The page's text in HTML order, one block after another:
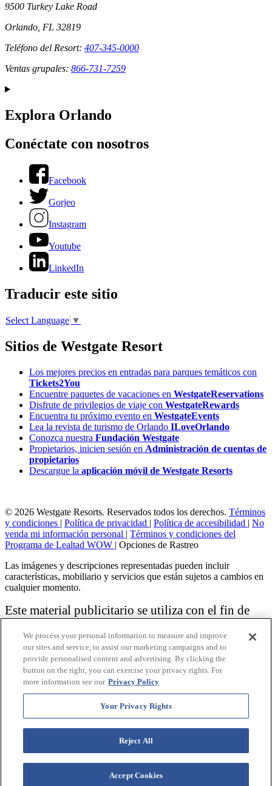
9500 Turkey Lake Road
Orlando, FL 32819
Teléfono del Resort: 407-345-0000
Ventas grupales: 866-731-7259
Explora Orlando
Conéctate con nosotros
Facebook
Gorjeo
Instagram
Youtube
LinkedIn
Traducir este sitio
Select Language ▼
Sitios de Westgate Resort
Los mejores precios en entradas para parques temáticos con
Tickets2You
Encuentre paquetes de vacaciones en WestgateReservations
Disfrute de privilegios de viaje con WestgateRewards
Encuentra tu próximo evento en WestgateEvents
Lea la revista de turismo de Orlando ILoveOrlando
Conozca nuestra Fundación Westgate
Propietarios, inicien sesión en Administración de cuentas de
propietarios
Descargue la aplicación móvil de Westgate Resorts
© 2026 Westgate Resorts. Reservados todos los derechos. Términos
y condiciones | Política de privacidad | Política de accesibilidad | No
venda mi información personal | Términos y condiciones del
Programa de Lealtad WOW | Opciones de Rastreo
Las imágenes y descripciones representadas pueden incluir
características, mobiliario y servicios que están sujetos a cambios en
cualquier momento.
Este material publicitario se utiliza con el fin de
vacacional.
Aviso: las funciones de accesibilidad enumeradas aquí no pretenden
ser una lista exhaustiva o completa de todas las funciones accesibles
de la instalación,
habitaciones y / o comodidades para este Resort específico. Para
obtener información sobre nuestra política de accesibilidad, revise
nuestraPolítica de accesibilidad.
We process your personal information to measure and improve
our sites and service, to assist our marketing campaigns and to
provide personalised content and advertising. By clicking the
button on the right, you can exercise your privacy rights. For
more information see our Privacy Policy
Your Privacy Rights
Reject All
Accept Cookies